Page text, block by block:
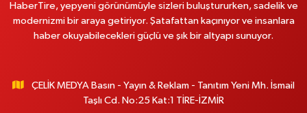
HaberTire, yepyeni görünümüyle sizleri buluştururken, sadelik ve
modernizmi bir araya getiriyor. Şatafattan kaçınıyor ve insanlara
haber okuyabilecekleri güçlü ve şık bir altyapı sunuyor.
ÇELİK MEDYA Basın - Yayın & Reklam - Tanıtım Yeni Mh. İsmail
Taşlı Cd. No:25 Kat:1 TİRE-İZMİR